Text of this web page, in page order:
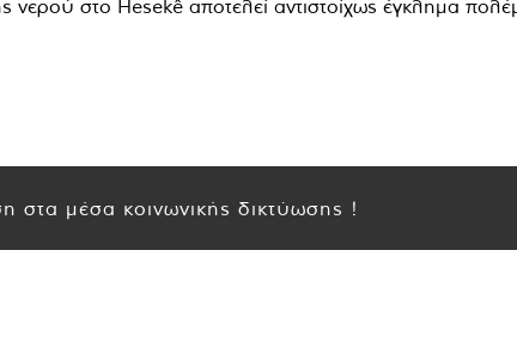
στο Hesekê αποτελεί αντιστοίχως έγκλημα
στα μέσα κοινωνικής δικτύωσης !